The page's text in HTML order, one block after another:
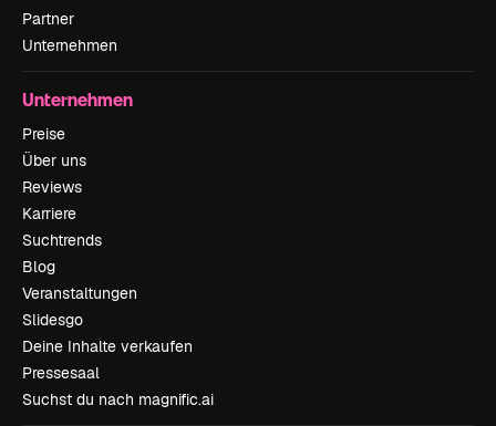
Partner
Unternehmen
Unternehmen
Preise
Über uns
Reviews
Karriere
Suchtrends
Blog
Veranstaltungen
Slidesgo
Deine Inhalte verkaufen
Pressesaal
Suchst du nach magnific.ai